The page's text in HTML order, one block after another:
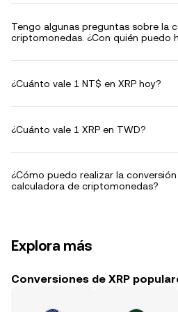
Tengo algunas preguntas sobre la
criptomonedas. ¿Con quién puedo
¿Cuánto vale 1 NT$ en XRP hoy?
¿Cuánto vale 1 XRP en TWD?
¿Cómo puedo realizar la
calculadora de criptomonedas?
Explora más
Conversiones de XRP